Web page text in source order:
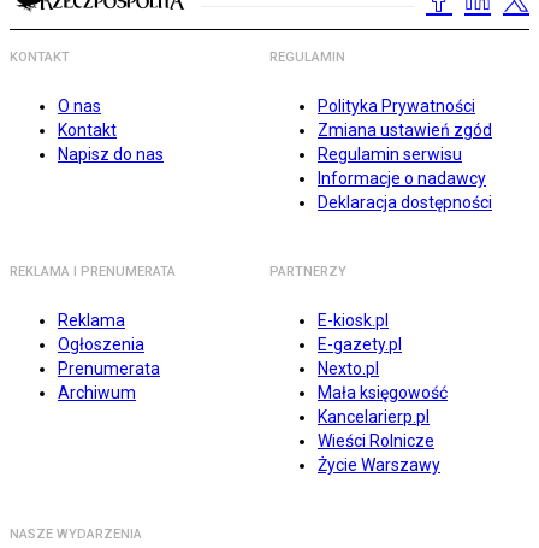
KONTAKT
O nas
Kontakt
Napisz do nas
REGULAMIN
Polityka Prywatności
Zmiana ustawień zgód
Regulamin serwisu
Informacje o nadawcy
Deklaracja dostępności
REKLAMA I PRENUMERATA
Reklama
Ogłoszenia
Prenumerata
Archiwum
PARTNERZY
E-kiosk.pl
E-gazety.pl
Nexto.pl
Mała księgowość
Kancelarierp.pl
Wieści Rolnicze
Życie Warszawy
NASZE WYDARZENIA